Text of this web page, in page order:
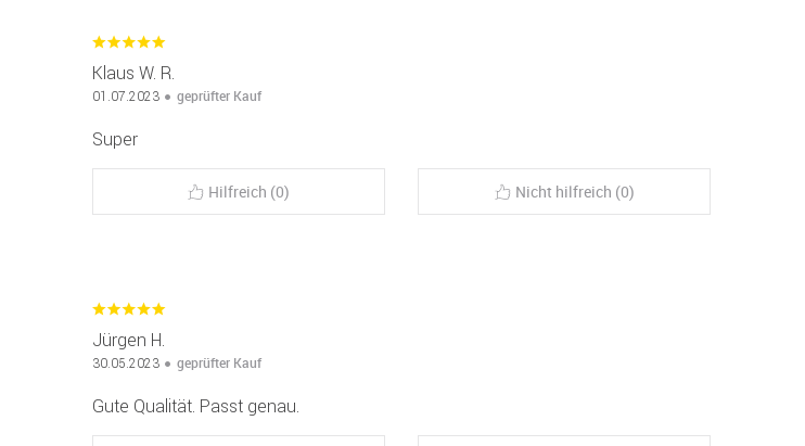
Klaus W. R.
01.07.2023 geprüfter Kauf
Super
Hilfreich (0) Nicht hilfreich (0)
Jürgen H.
30.05.2023 geprüfter Kauf
Gute Qualität. Passt genau.